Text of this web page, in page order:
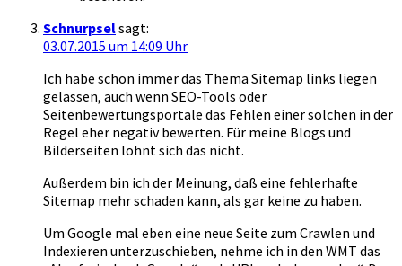
Schnurpselsagt:
03.07.2015 um 14:09 Uhr
Ich habe schon immer das Thema Sitemap links liegen
gelassen, auch wenn SEO-Tools oder
Seitenbewertungsportale das Fehlen einer solchen in der
Regel eher negativ bewerten. Für meine Blogs und
Bilderseiten lohnt sich das nicht.
Außerdem bin ich der Meinung, daß eine fehlerhafte
Sitemap mehr schaden kann, als gar keine zu haben.
Um Google mal eben eine neue Seite zum Crawlen und
Indexieren unterzuschieben, nehme ich in den WMT das